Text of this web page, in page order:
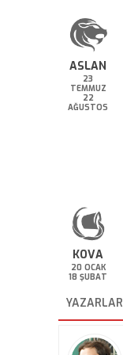
ASLAN
23
TEMMUZ
22
AĞUSTOS
KOVA
20 OCAK
18 ŞUBAT
YAZARLAR